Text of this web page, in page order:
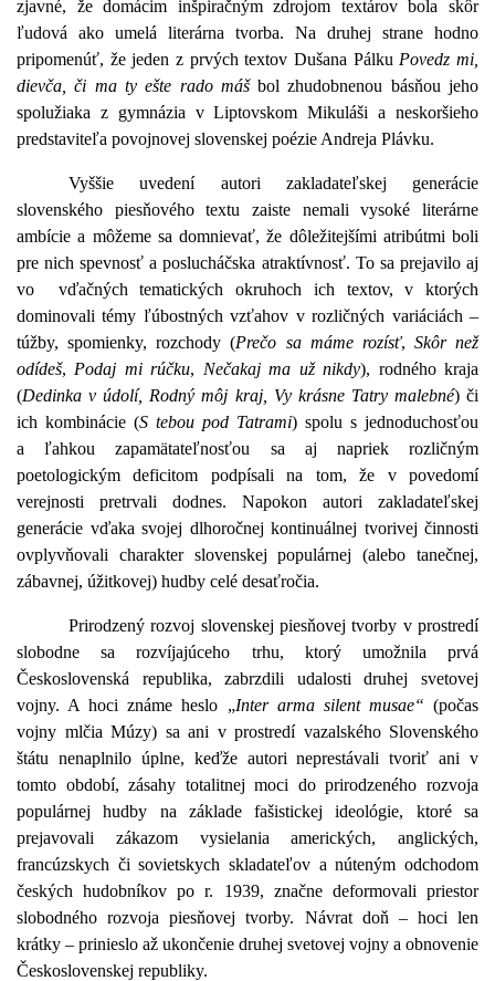
zjavné, že domácim inšpiračným zdrojom textárov bola skôr
ľudová ako umelá literárna tvorba. Na druhej strane hodno
pripomenúť, že jeden z prvých textov Dušana Pálku Povedz mi,
dievča, či ma ty ešte rado mášbol zhudobnenou básňou jeho
spolužiaka z gymnázia v Liptovskom Mikuláši a neskoršieho
predstaviteľa povojnovej slovenskej poézie Andreja Plávku.
Vyššie uvedení autori zakladateľskej generácie
slovenského piesňového textu zaiste nemali vysoké literárne
ambície a môžeme sa domnievať, že dôležitejšími atribútmi boli
pre nich spevnosť a poslucháčska atraktívnosť. To sa prejavilo aj
vo vďačných tematických okruhoch ich textov, v ktorých
dominovali témy ľúbostných vzťahov v rozličných variáciách –
túžby, spomienky, rozchody (Prečo sa máme rozísť, Skôr než
odídeš, Podaj mi rúčku, Nečakaj ma už nikdy), rodného kraja
(Dedinka v údolí, Rodný môj kraj, Vy krásne Tatry malebné) či
ich kombinácie (S tebou pod Tatrami) spolu s jednoduchosťou
a ľahkou zapamätateľnosťou sa aj napriek rozličným
poetologickým deficitom podpísali na tom, že v povedomí
verejnosti pretrvali dodnes. Napokon autori zakladateľskej
generácie vďaka svojej dlhoročnej kontinuálnej tvorivej činnosti
ovplyvňovali charakter slovenskej populárnej (alebo tanečnej,
zábavnej, úžitkovej) hudby celé desaťročia.
Prirodzený rozvoj slovenskej piesňovej tvorby v prostredí
slobodne sa rozvíjajúceho trhu, ktorý umožnila prvá
Československá republika, zabrzdili udalosti druhej svetovej
vojny. A hoci známe heslo „Inter arma silent musae“ (počas
vojny mlčia Múzy) sa ani v prostredí vazalského Slovenského
štátu nenaplnilo úplne, keďže autori neprestávali tvoriť ani v
tomto období, zásahy totalitnej moci do prirodzeného rozvoja
populárnej hudby na základe fašistickej ideológie, ktoré sa
prejavovali zákazom vysielania amerických, anglických,
francúzskych či sovietskych skladateľov a núteným odchodom
českých hudobníkov po r. 1939, značne deformovali priestor
slobodného rozvoja piesňovej tvorby. Návrat doň – hoci len
krátky – prinieslo až ukončenie druhej svetovej vojny a obnovenie
Československej republiky.